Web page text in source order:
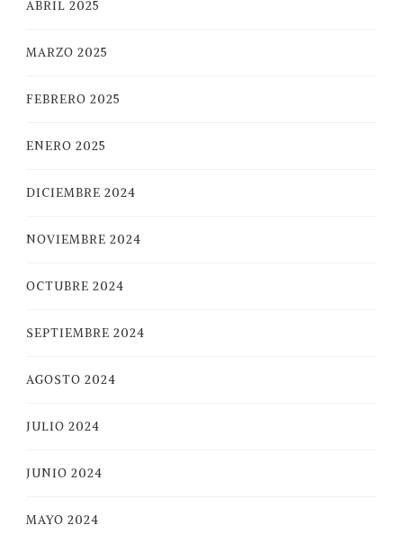
ABRIL 2025
MARZO 2025
FEBRERO 2025
ENERO 2025
DICIEMBRE 2024
NOVIEMBRE 2024
OCTUBRE 2024
SEPTIEMBRE 2024
AGOSTO 2024
JULIO 2024
JUNIO 2024
MAYO 2024